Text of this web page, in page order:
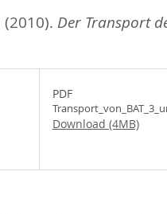
(2010). Der Transport
PDF
Download (4MB)